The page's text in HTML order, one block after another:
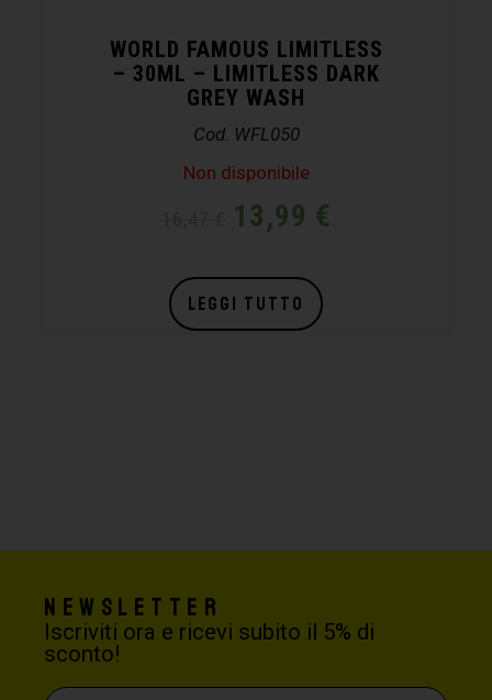
WORLD FAMOUS LIMITLESS
– 30ML – LIMITLESS DARK
GREY WASH
Cod. WFL050
Non disponibile
13,99 €
LEGGI TUTTO
Newsletter
Iscriviti ora e ricevi subito il 5% di
sconto!